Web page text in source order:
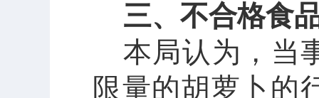
三、不合格食
本局认为，当
限量的胡萝卜的